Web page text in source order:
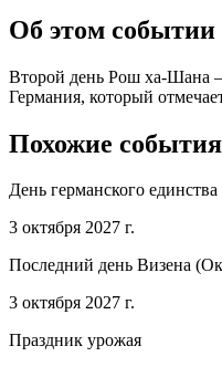
Об этом событии
Второй день Рош ха-Шана
Германия, который
Похожие события
День германского единства
3 октября 2027 г.
Последний день Визена
3 октября 2027 г.
Праздник урожая